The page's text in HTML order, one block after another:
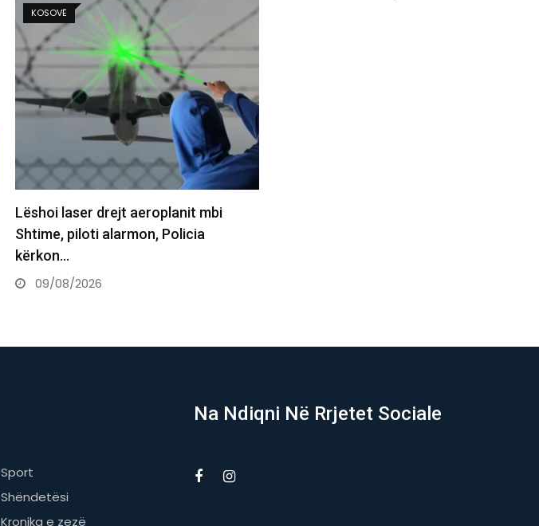
BOTË
Voziti 227 km/h aty ku lejohej 80,
shoferi në Zvicër…
09/08/2026
Sport
Shëndetësi
Kronika e zezë
Na Ndiqni Në Rrjetet Sociale